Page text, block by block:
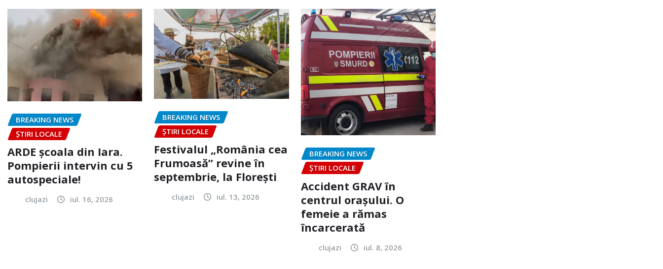
BREAKING NEWS
ȘTIRI LOCALE
ARDE școala din Iara.
Pompierii intervin cu 5
autospeciale!
clujazi iul. 16, 2026
BREAKING NEWS
ȘTIRI LOCALE
Festivalul „România cea
Frumoasă” revine în
septembrie, la Florești
clujazi iul. 13, 2026
BREAKING NEWS
ȘTIRI LOCALE
Accident GRAV în
centrul orașului. O
femeie a rămas
încarcerată
clujazi iul. 8, 2026